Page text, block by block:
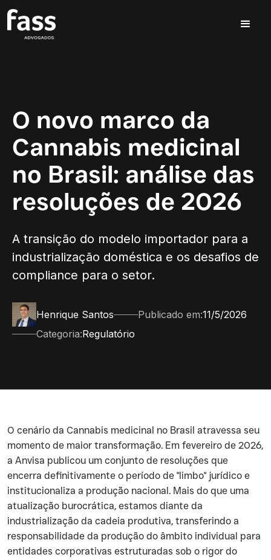
O novo marco da
Cannabis medicinal
no Brasil: análise das
resoluções de 2026
A transição do modelo importador para a
industrialização doméstica e os desafios de
compliance para o setor.
Henrique Santos Publicado em:11/5/2026
Categoria:Regulatório
O cenário da Cannabis medicinal no Brasil atravessa seu
momento de maior transformação. Em fevereiro de 2026,
a Anvisa publicou um conjunto de resoluções que
encerra definitivamente o período de "limbo" jurídico e
institucionaliza a produção nacional. Mais do que uma
atualização burocrática, estamos diante da
industrialização da cadeia produtiva, transferindo a
responsabilidade da produção do âmbito individual para
entidades corporativas estruturadas sob o rigor do